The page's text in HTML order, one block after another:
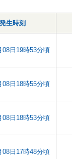
生時刻
08日19時53分頃
08日18時55分頃
08日18時53分頃
08日17時48分頃